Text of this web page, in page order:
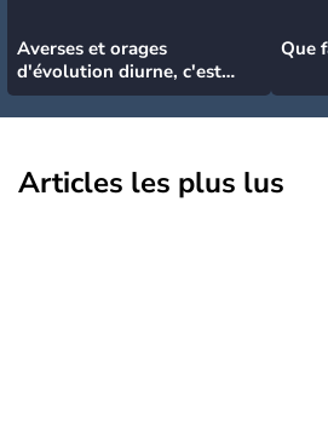
Averses et orages
d'évolution diurne, c'est
quoi
Que
Articles les plus lus